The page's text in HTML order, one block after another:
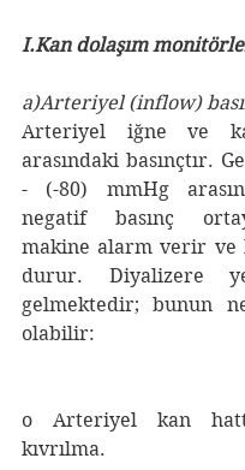
I.Kan dolaşım
a)Arteriyel (inflow)
Arteriyel iğne ve
arasındaki basınçtır.
- (-80) mmHg
negatif basınç
makine alarm verir ve
durur. Diyalizere
gelmektedir; bunun
olabilir:
o Arteriyel kan
kıvrılma.